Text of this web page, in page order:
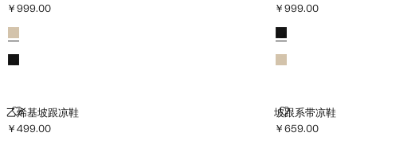
当前价格 [￥999.00 ]
￥999.00
颜色
当前价格 [￥999.00 ]
￥999.00
颜色
乙烯基坡跟凉鞋
乙烯基坡跟凉鞋
当前价格 [￥499.00 ]
￥499.00
坡跟系带凉鞋
坡跟系带凉鞋
当前价格 [￥659.00 ]
￥659.00